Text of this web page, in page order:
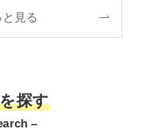
と見る
探す
–